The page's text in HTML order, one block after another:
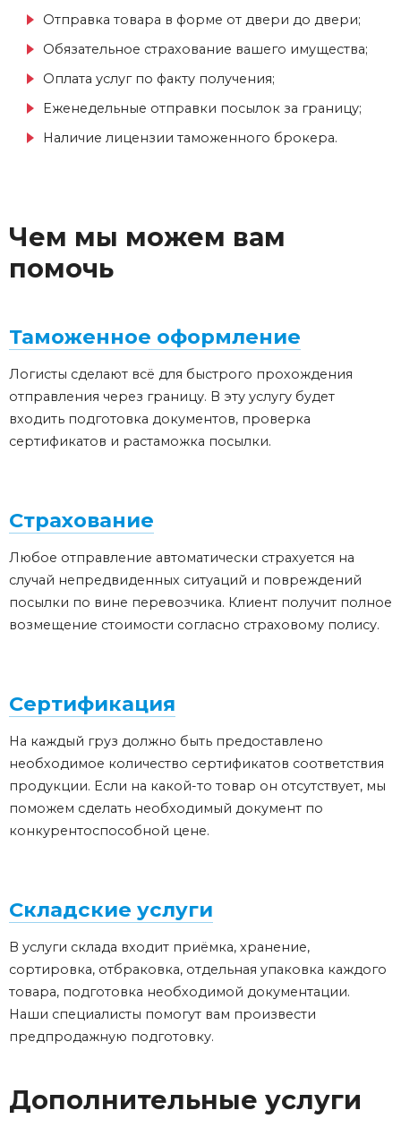
Отправка товара в форме от двери до двери;
Обязательное страхование вашего имущества;
Оплата услуг по факту получения;
Еженедельные отправки посылок за границу;
Наличие лицензии таможенного брокера.
Чем мы можем вам
помочь
Таможенное оформление
Логисты сделают всё для быстрого прохождения
отправления через границу. В эту услугу будет
входить подготовка документов, проверка
сертификатов и растаможка посылки.
Страхование
Любое отправление автоматически страхуется на
случай непредвиденных ситуаций и повреждений
посылки по вине перевозчика. Клиент получит полное
возмещение стоимости согласно страховому полису.
Сертификация
На каждый груз должно быть предоставлено
необходимое количество сертификатов соответствия
продукции. Если на какой-то товар он отсутствует, мы
поможем сделать необходимый документ по
конкурентоспособной цене.
Складские услуги
В услуги склада входит приёмка, хранение,
сортировка, отбраковка, отдельная упаковка каждого
товара, подготовка необходимой документации.
Наши специалисты помогут вам произвести
предпродажную подготовку.
Дополнительные услуги